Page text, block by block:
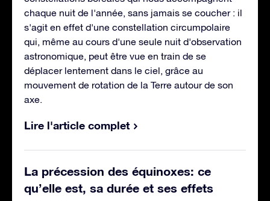
chaque nuit de l'année, sans jamais se coucher : il
s'agit en effet d'une constellation circumpolaire
qui, même au cours d'une seule nuit d'observation
astronomique, peut être vue en train de se
déplacer lentement dans le ciel, grâce au
mouvement de rotation de la Terre autour de son
axe.
Lire l'article complet
La précession des équinoxes: ce
qu’elle est, sa durée et ses effets